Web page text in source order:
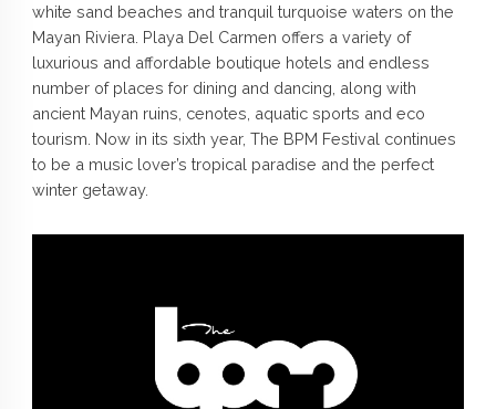
white sand beaches and tranquil turquoise waters on the
Mayan Riviera. Playa Del Carmen offers a variety of
luxurious and affordable boutique hotels and endless
number of places for dining and dancing, along with
ancient Mayan ruins, cenotes, aquatic sports and eco
tourism. Now in its sixth year, The BPM Festival continues
to be a music lover’s tropical paradise and the perfect
winter getaway.